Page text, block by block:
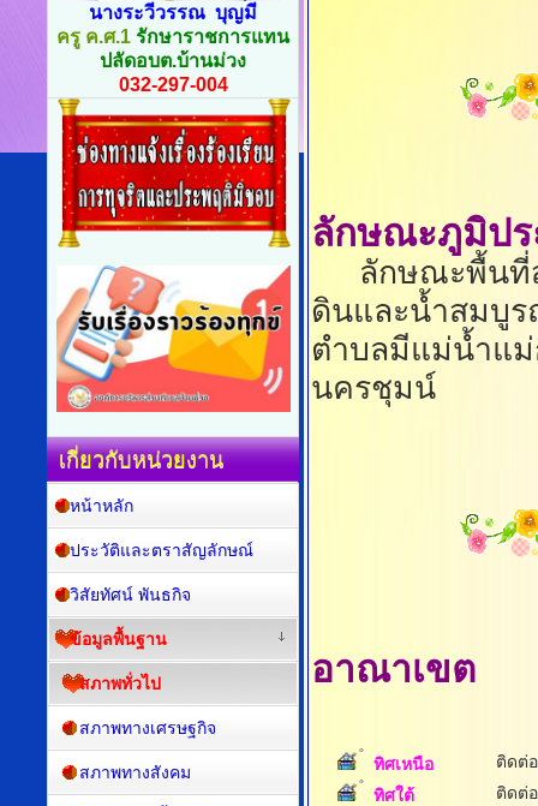
ลักษณะภูมิปร
ลักษณะพื้นที่ส่
ดินและน้ำสมบูร
ตำบลมีแม่น้ำแม่
นครชุมน์
อาณาเขต
ทิศเหนือ
ติดต่
ทิศใต้
ติดต่
นางระวีวรรณ บุญมี
ครู ค.ศ.1 รักษาราชการแทน
ปลัดอบต.บ้านม่วง
032-297-004
เกี่ยวกับหน่วยงาน
หน้าหลัก
ประวัติและตราสัญลักษณ์
วิสัยทัศน์ พันธกิจ
ข้อมูลพื้นฐาน
สภาพทั่วไป
สภาพทางเศรษฐกิจ
สภาพทางสังคม